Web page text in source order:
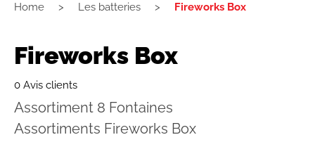
Home Les batteries Fireworks Box
Fireworks Box
0 Avis clients
Assortiment 8 Fontaines
Assortiments Fireworks Box